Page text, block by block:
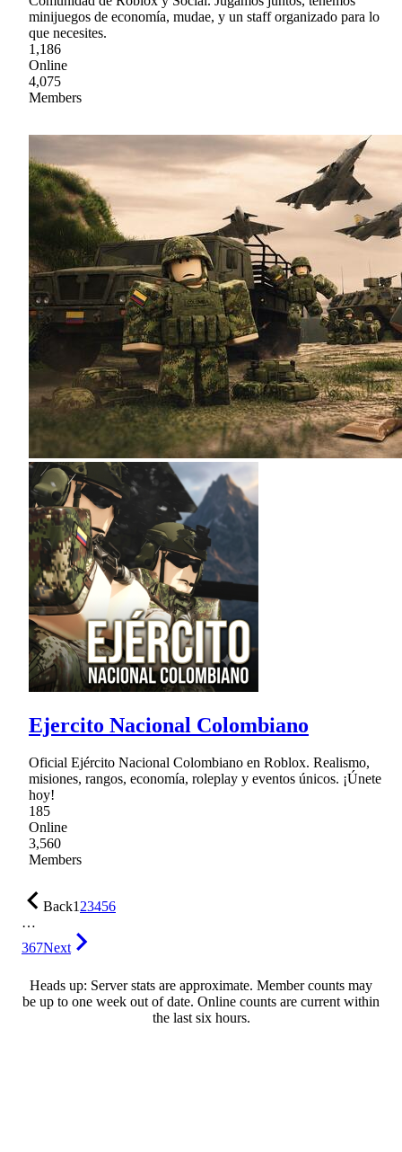
minijuegos de economía, mudae, y un staff organizado para lo
que necesites.
1,186
Online
4,075
Members
Ejercito Nacional Colombiano
Oficial Ejército Nacional Colombiano en Roblox. Realismo,
misiones, rangos, economía, roleplay y eventos únicos. ¡Únete
hoy!
185
Online
3,560
Members
Back123456
…
367Next
Heads up: Server stats are approximate. Member counts may
be up to one week out of date. Online counts are current within
the last six hours.